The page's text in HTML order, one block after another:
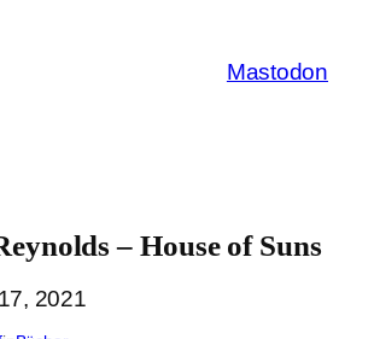
Mastodon
– House of Suns
2021